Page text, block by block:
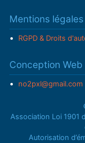
Mentions légales
RGPD & Droits
Conception Web
no2pxl@gmail.com
Association Loi 1901
Autorisation